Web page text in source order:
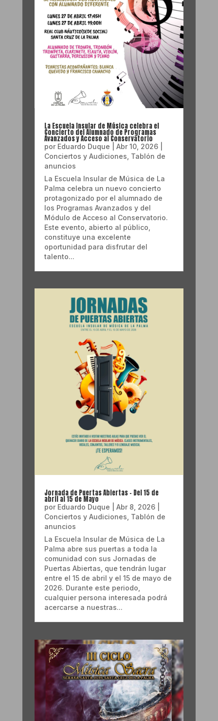
La Escuela Insular de Música celebra el
Concierto del Alumnado de Programas
Avanzados y Acceso al Conservatorio
por Eduardo Duque Abr 10, 2026|
Conciertos y Audiciones Tablón de
anuncios
La Escuela Insular de Música de La
Palma celebra un nuevo concierto
protagonizado por el alumnado de
los Programas Avanzados y del
Módulo de Acceso al Conservatorio.
Este evento, abierto al público,
constituye una excelente
oportunidad para disfrutar del
talento...
Jornada de Puertas Abiertas – Del 15 de
abril al 15 de Mayo
por Eduardo Duque Abr 8, 2026|
Conciertos y Audiciones, Tablón de
anuncios
La Escuela Insular de Música de La
Palma abre sus puertas a toda la
comunidad con sus Jornadas de
Puertas Abiertas, que tendrán lugar
entre el 15 de abril y el 15 de mayo de
2026. Durante este periodo,
cualquier persona interesada podrá
acercarse a nuestras...